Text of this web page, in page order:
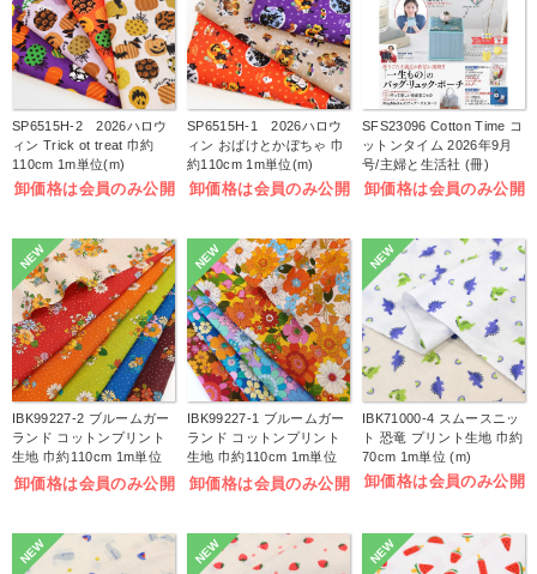
SP6515H-2 2026ハロウ
ィン Trick ot treat 巾約
110cm 1m単位(m)
卸価格は会員のみ公開
SP6515H-1 2026ハロウ
ィン おばけとかぼちゃ 巾
約110cm 1m単位(m)
卸価格は会員のみ公開
SFS23096 Cotton Time コ
ットンタイム 2026年9月
号/主婦と生活社 (冊)
卸価格は会員のみ公開
NEW
IBK99227-2 ブルームガー
ランド コットンプリント
生地 巾約110cm 1m単位
(m)
卸価格は会員のみ公開
NEW
IBK99227-1 ブルームガー
ランド コットンプリント
生地 巾約110cm 1m単位
(m)
卸価格は会員のみ公開
NEW
IBK71000-4 スムースニッ
ト 恐竜 プリント生地 巾約
70cm 1m単位 (m)
卸価格は会員のみ公開
NEW NEW NEW